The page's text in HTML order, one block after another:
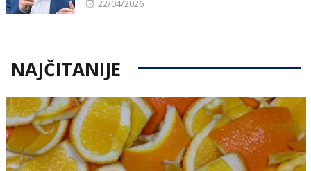
Posted
22/04/2026
NAJČITANIJE